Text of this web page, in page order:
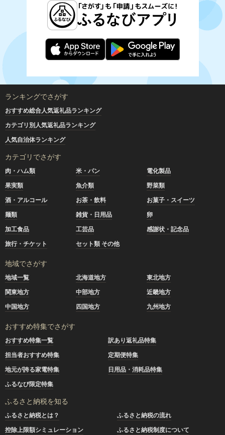
ランキングでさがす
おすすめ総合人気返礼品ランキング
カテゴリ別人気返礼品ランキング
人気自治体ランキング
カテゴリでさがす
肉・ハム類 米・パン
電化製品
果実類
魚介類
野菜類
酒・アルコール
お茶・飲料
お菓子・スイーツ
麺類
雑貨・日用品
卵
加工食品
工芸品
感謝状・記念品
旅行・チケット
セット類 その他
地域でさがす
地域一覧 北海道地方
東北地方
関東地方
中部地方
近畿地方
中国地方
四国地方 九州地方
おすすめ特集でさがす
おすすめ特集一覧
訳あり返礼品特集
担当者おすすめ特集
定期便特集
地元が誇る家電特集
日用品・消耗品特集
ふるなび限定特集
ふるさと納税を知る
ふるさと納税とは？
ふるさと納税の流れ
控除上限額シミュレーション
ふるさと納税制度について